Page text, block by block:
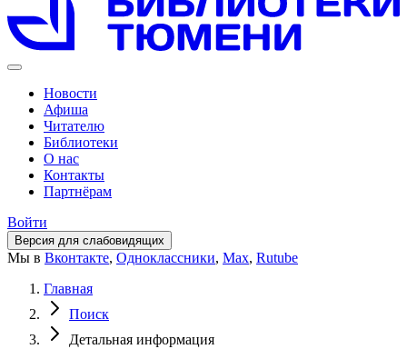
Новости
Афиша
Читателю
Библиотеки
О нас
Контакты
Партнёрам
Войти
Версия для слабовидящих
Мы в Вконтакте, Одноклассники, Max, Rutube
Главная
Поиск
Детальная информация